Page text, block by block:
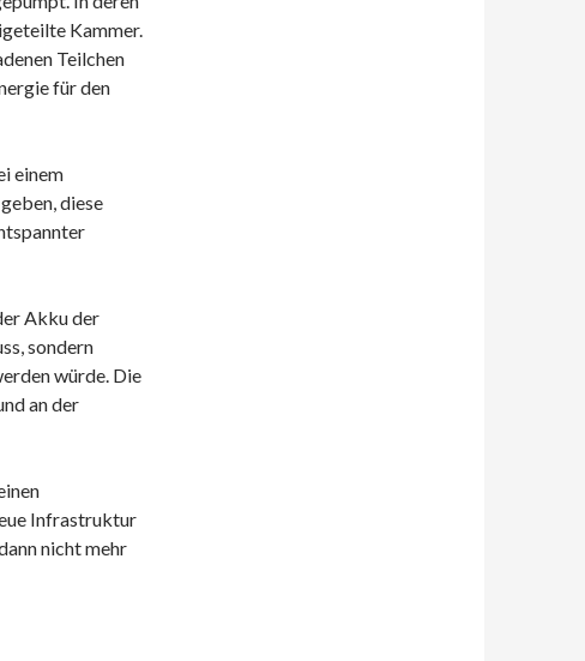
Kammer.
Teilchen
für den
einem
diese
Akku der
sondern
würde. Die
an der
Infrastruktur
nicht mehr